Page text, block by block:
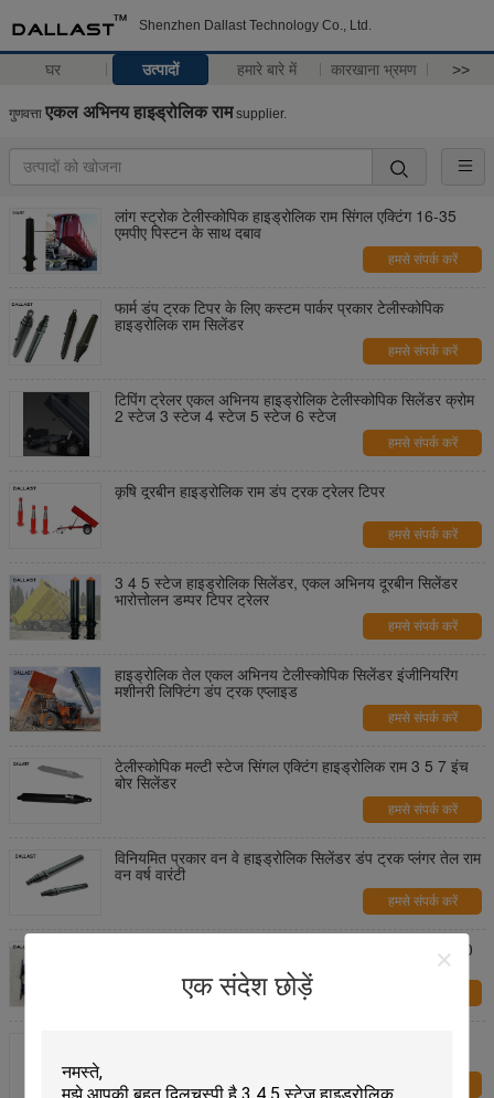
Shenzhen Dallast Technology Co., Ltd.
घर उत्पादों हमारे बारे में कारखाना भ्रमण >>
एक संदेश छोड़ें
गुणवत्ता एकल अभिनय हाइड्रोलिक रामsupplier.
लांग स्ट्रोक टेलीस्कोपिक हाइड्रोलिक राम सिंगल एक्टिंग 16-35
एमपीए पिस्टन के साथ दबाव
हमसे संपर्क करें
फार्म डंप ट्रक टिपर के लिए कस्टम पार्कर प्रकार टेलीस्कोपिक
हाइड्रोलिक राम सिलेंडर
हमसे संपर्क करें
टिपिंग ट्रेलर एकल अभिनय हाइड्रोलिक टेलीस्कोपिक सिलेंडर क्रोम
2 स्टेज 3 स्टेज 4 स्टेज 5 स्टेज 6 स्टेज
हमसे संपर्क करें
कृषि दूरबीन हाइड्रोलिक राम डंप ट्रक ट्रेलर टिपर
हमसे संपर्क करें
3 4 5 स्टेज हाइड्रोलिक सिलेंडर, एकल अभिनय दूरबीन सिलेंडर
भारोत्तोलन डम्पर टिपर ट्रेलर
हमसे संपर्क करें
हाइड्रोलिक तेल एकल अभिनय टेलीस्कोपिक सिलेंडर इंजीनियरिंग
मशीनरी लिफ्टिंग डंप ट्रक एप्लाइड
हमसे संपर्क करें
टेलीस्कोपिक मल्टी स्टेज सिंगल एक्टिंग हाइड्रोलिक राम 3 5 7 इंच
बोर सिलेंडर
हमसे संपर्क करें
विनियमित प्रकार वन वे हाइड्रोलिक सिलेंडर डंप ट्रक प्लंगर तेल राम
वन वर्ष वारंटी
हमसे संपर्क करें
हाइड्रोलिक लिफ्ट सिलेंडर वेल्डेड 4 फुट लेग आउटरगर 20-2000